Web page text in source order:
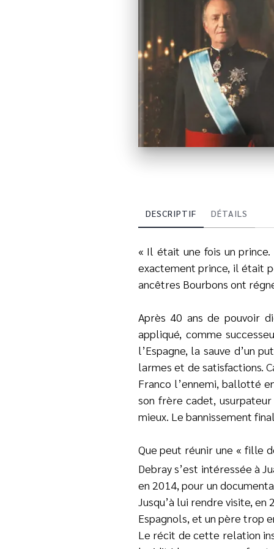
DESCRIPTIF DÉTAILS
« Il était une fois un
exactement prince, il était
ancêtres Bourbons ont
Après 40 ans de pouvoir
appliqué, comme
l’Espagne, la sauve d’un
larmes et de satisfactions.
Franco l’ennemi, ballotté
son frère cadet,
mieux. Le bannissement
Que peut réunir une « fille
Debray s’est intéressée à
en 2014, pour un
Jusqu’à lui rendre visite, en
Espagnols, et un père trop
Le récit de cette relation